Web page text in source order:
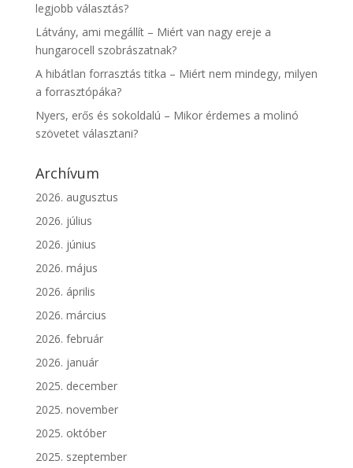
legjobb választás?
Látvány, ami megállít – Miért van nagy ereje a
hungarocell szobrászatnak?
A hibátlan forrasztás titka – Miért nem mindegy, milyen
a forrasztópáka?
Nyers, erős és sokoldalú – Mikor érdemes a molinó
szövetet választani?
Archívum
2026. augusztus
2026. július
2026. június
2026. május
2026. április
2026. március
2026. február
2026. január
2025. december
2025. november
2025. október
2025. szeptember